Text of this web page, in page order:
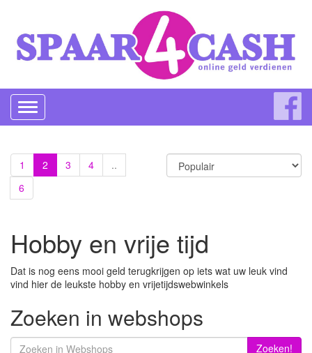
Toggle
navigation
1 2 3 4
..
6
Hobby en vrije tijd
Dat is nog eens mooi geld terugkrijgen op iets wat uw leuk vind
vind hier de leukste hobby en vrijetijdswebwinkels
Zoeken in webshops
Zoeken!